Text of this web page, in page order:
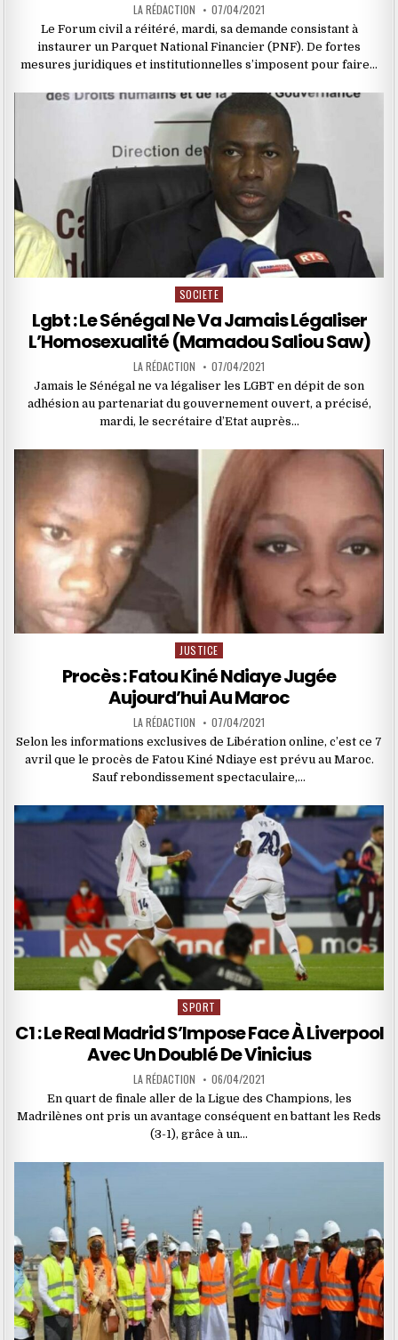
LA RÉDACTION 07/04/2021
Le Forum civil a réitéré, mardi, sa demande consistant à
instaurer un Parquet National Financier (PNF). De fortes
mesures juridiques et institutionnelles s’imposent pour faire…
Posted
in
SOCIETE
Lgbt : Le Sénégal Ne Va Jamais Légaliser
L’Homosexualité (Mamadou Saliou Saw)
LA RÉDACTION 07/04/2021
Jamais le Sénégal ne va légaliser les LGBT en dépit de son
adhésion au partenariat du gouvernement ouvert, a précisé,
mardi, le secrétaire d’Etat auprès…
Posted
in
JUSTICE
Procès : Fatou Kiné Ndiaye Jugée
Aujourd’hui Au Maroc
LA RÉDACTION 07/04/2021
Selon les informations exclusives de Libération online, c’est ce 7
avril que le procès de Fatou Kiné Ndiaye est prévu au Maroc.
Sauf rebondissement spectaculaire,…
Posted
in
SPORT
C1 : Le Real Madrid S’Impose Face À Liverpool
Avec Un Doublé De Vinicius
LA RÉDACTION 06/04/2021
En quart de finale aller de la Ligue des Champions, les
Madrilènes ont pris un avantage conséquent en battant les Reds
(3-1), grâce à un…